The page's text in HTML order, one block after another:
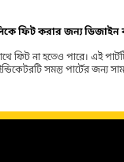
ফিট করার জন্য ডিজাইন
ফিট না হতেও পারে। এই
সমস্ত পার্টের জন্য